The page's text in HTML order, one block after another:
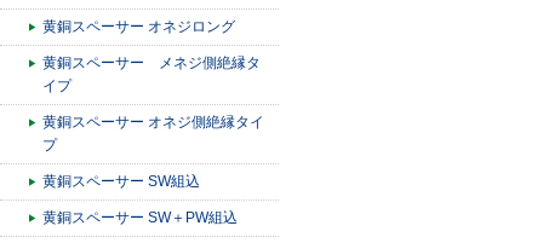
黄銅スペーサー オネジロング
黄銅スペーサー メネジ側絶縁タ
イプ
黄銅スペーサー オネジ側絶縁タイ
プ
黄銅スペーサー SW組込
黄銅スペーサー SW＋PW組込